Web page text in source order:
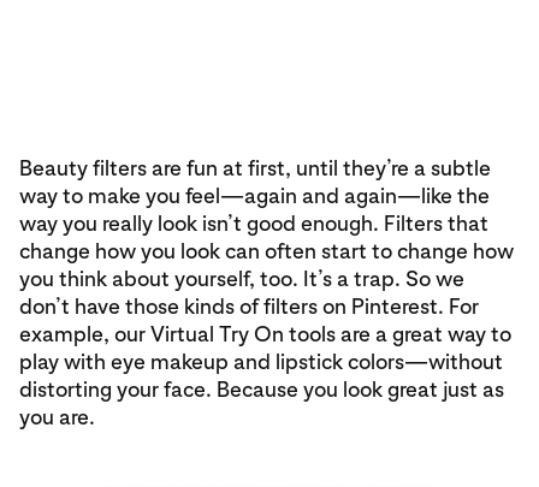
Beauty filters are fun at first, until they’re a subtle
way to make you feel—again and again—like the
way you really look isn’t good enough. Filters that
change how you look can often start to change how
you think about yourself, too. It’s a trap. So we
don’t have those kinds of filters on Pinterest. For
example, our Virtual Try On tools are a great way to
play with eye makeup and lipstick colors—without
distorting your face. Because you look great just as
you are.